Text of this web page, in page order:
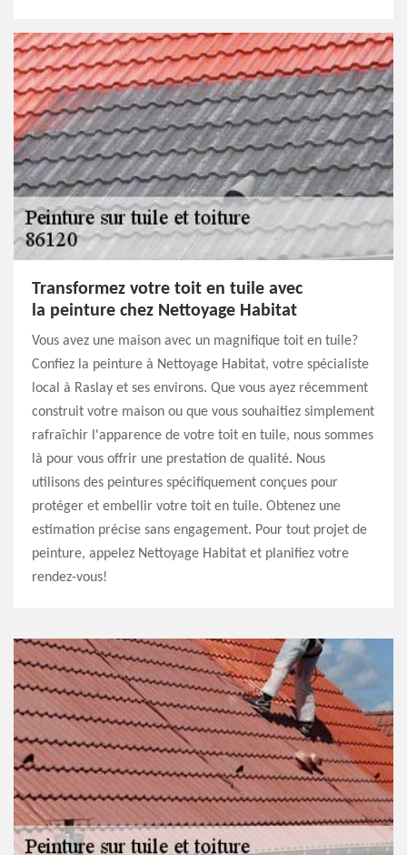
Transformez votre toit en tuile avec
la peinture chez Nettoyage Habitat
Vous avez une maison avec un magnifique toit en tuile?
Confiez la peinture à Nettoyage Habitat, votre spécialiste
local à Raslay et ses environs. Que vous ayez récemment
construit votre maison ou que vous souhaitiez simplement
rafraîchir l'apparence de votre toit en tuile, nous sommes
là pour vous offrir une prestation de qualité. Nous
utilisons des peintures spécifiquement conçues pour
protéger et embellir votre toit en tuile. Obtenez une
estimation précise sans engagement. Pour tout projet de
peinture, appelez Nettoyage Habitat et planifiez votre
rendez-vous!